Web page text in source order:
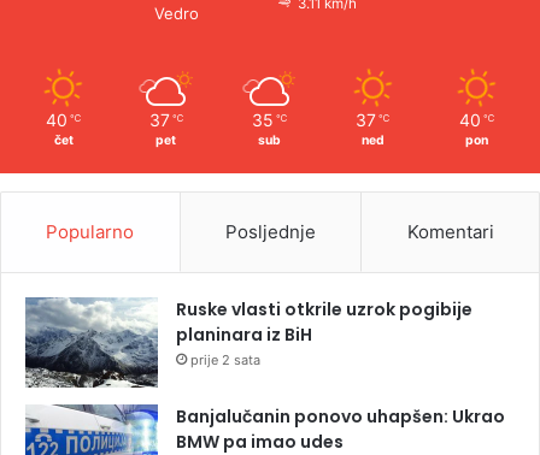
Vedro
40 ℃
čet
37 ℃
pet
35 ℃
sub
37 ℃
ned
40 ℃
pon
Popularno Posljednje Komentari
Ruske vlasti otkrile uzrok pogibije
planinara iz BiH
prije 2 sata
Banjalučanin ponovo uhapšen: Ukrao
BMW pa imao udes